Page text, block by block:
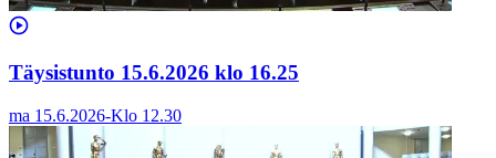
Täysistunto 15.6.2026 klo 16.25
ma 15.6.2026-Klo 12.30